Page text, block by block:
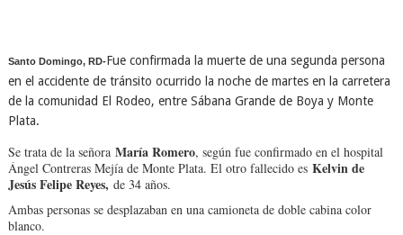
Santo Domingo, RD-Fue confirmada la muerte de una segunda persona
en el accidente de tránsito ocurrido la noche de martes en la carretera
de la comunidad El Rodeo, entre Sábana Grande de Boya y Monte
Plata.
Se trata de la señora María Romero, según fue confirmado en el hospital
Ángel Contreras Mejía de Monte Plata. El otro fallecido es Kelvin de
Jesús Felipe Reyes, de 34 años.
Ambas personas se desplazaban en una camioneta de doble cabina color
blanco.